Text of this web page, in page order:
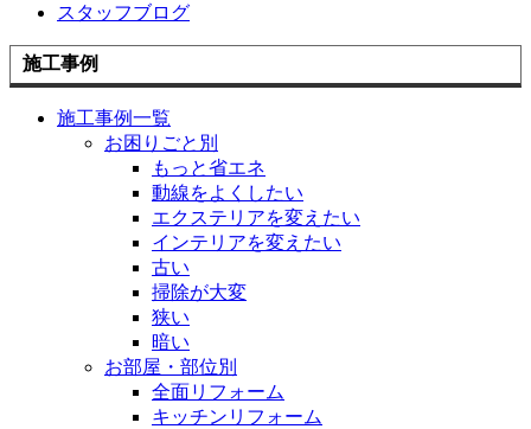
スタッフブログ
施工事例
施工事例一覧
お困りごと別
もっと省エネ
動線をよくしたい
エクステリアを変えたい
インテリアを変えたい
古い
掃除が大変
狭い
暗い
お部屋・部位別
全面リフォーム
キッチンリフォーム